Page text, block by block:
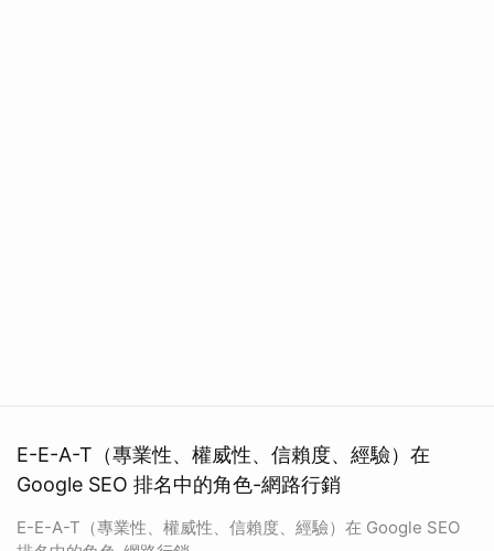
E-E-A-T（專業性、權威性、信賴度、經驗）在
Google SEO 排名中的角色-網路行銷
E-E-A-T（專業性、權威性、信賴度、經驗）在 Google SEO